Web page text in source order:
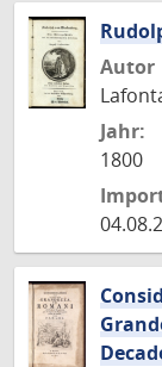
Autor
Jahr:
1800